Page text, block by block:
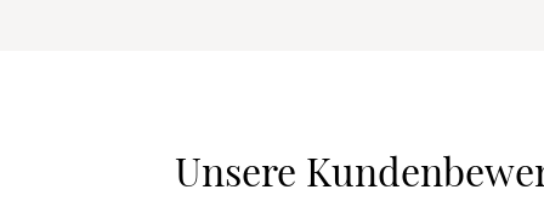
Unsere